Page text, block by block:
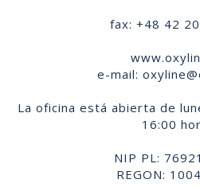
fax: +48 42
e-mail:
La oficina está abierta de
16:00
NIP PL:
REGON: